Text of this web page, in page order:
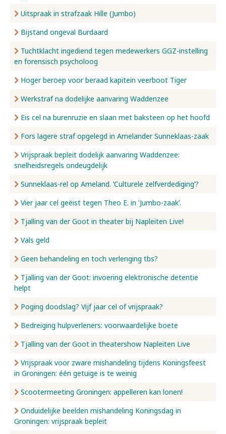
Uitspraak in strafzaak Hille (Jumbo)
Bijstand ongeval Burdaard
Tuchtklacht ingediend tegen medewerkers GGZ-instelling
en forensisch psycholoog
Hoger beroep voor beraad kapitein veerboot Tiger
Werkstraf na dodelijke aanvaring Waddenzee
Eis cel na burenruzie en slaan met baksteen op het hoofd
Fors lagere straf opgelegd in Amelander Sunneklaas-zaak
Vrijspraak bepleit dodelijk aanvaring Waddenzee:
snelheidsregels ondeugdelijk
Sunneklaas-rel op Ameland. ‘Culturele zelfverdediging’?
Vier jaar cel geëist tegen Theo E. in 'Jumbo-zaak’.
Tjalling van der Goot in theater bij Napleiten Live!
Vals geld
Geen behandeling en toch verlenging tbs?
Tjalling van der Goot: invoering elektronische detentie
helpt
Poging doodslag? Vijf jaar cel of vrijspraak?
Bedreiging hulpverleners: voorwaardelijke boete
Tjalling van der Goot in theatershow Napleiten Live
Vrijspraak voor zware mishandeling tijdens Koningsfeest
in Groningen: één getuige is te weinig
Scootermeeting Groningen: appelleren kan lonen!
Onduidelijke beelden mishandeling Koningsdag in
Groningen: vrijspraak bepleit